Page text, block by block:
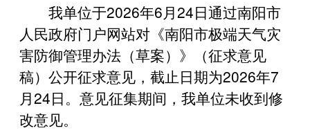
我单位于2026年6月24日通过南阳市
人民政府门户网站对《南阳市极端天气灾
害防御管理办法（草案）》（征求意见
稿）公开征求意见，截止日期为2026年7
月24日。意见征集期间，我单位未收到修
改意见。